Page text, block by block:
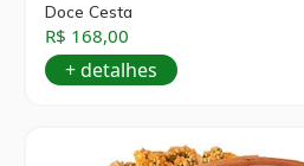
Doce Cesta
R$ 168,00
+ detalhes